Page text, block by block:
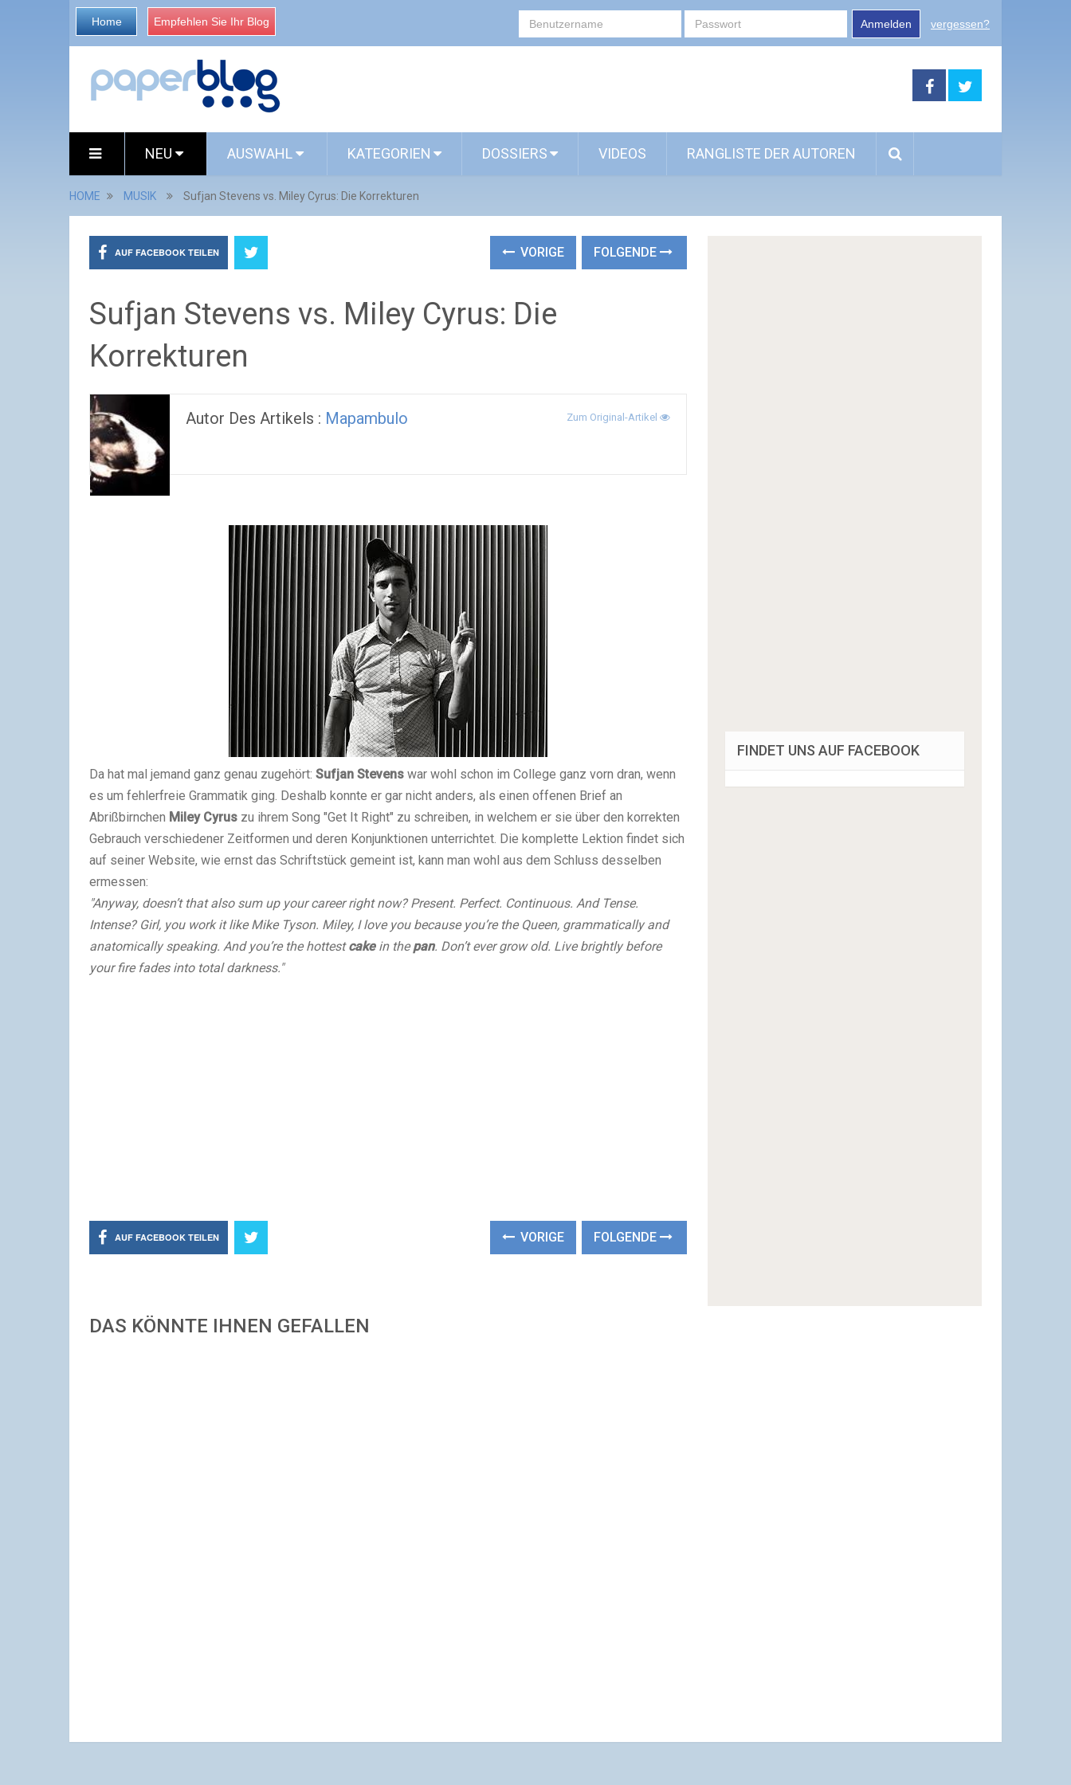
Home Empfehlen Sie Ihr Blog Anmelden vergessen?
NEU AUSWAHL KATEGORIEN DOSSIERS VIDEOS RANGLISTE DER AUTOREN
HOME MUSIK Sufjan Stevens vs. Miley Cyrus: Die Korrekturen
AUF FACEBOOK TEILEN VORIGE FOLGENDE
Sufjan Stevens vs. Miley Cyrus: Die
Korrekturen
Autor Des Artikels : Mapambulo Zum Original-Artikel
Da hat mal jemand ganz genau zugehört: Sufjan Stevens war wohl schon im College ganz vorn dran, wenn
es um fehlerfreie Grammatik ging. Deshalb konnte er gar nicht anders, als einen offenen Brief an
Abrißbirnchen Miley Cyrus zu ihrem Song "Get It Right" zu schreiben, in welchem er sie über den korrekten
Gebrauch verschiedener Zeitformen und deren Konjunktionen unterrichtet. Die komplette Lektion findet sich
auf seiner Website, wie ernst das Schriftstück gemeint ist, kann man wohl aus dem Schluss desselben
ermessen:
"Anyway, doesn’t that also sum up your career right now? Present. Perfect. Continuous. And Tense.
Intense? Girl, you work it like Mike Tyson. Miley, I love you because you’re the Queen, grammatically and
anatomically speaking. And you’re the hottestcakein thepan. Don’t ever grow old. Live brightly before
your fire fades into total darkness."
AUF FACEBOOK TEILEN VORIGE FOLGENDE
DAS KÖNNTE IHNEN GEFALLEN
FINDET UNS AUF FACEBOOK